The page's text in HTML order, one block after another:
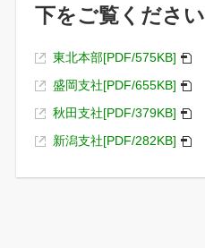
下をご覧ください
東北本部[PDF/575KB]
盛岡支社[PDF/655KB]
秋田支社[PDF/379KB]
新潟支社[PDF/282KB]